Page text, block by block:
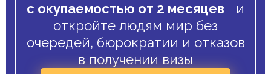
с окупаемостью от 2 месяцев и
откройте людям мир без
очередей, бюрократии и отказов
в получении визы